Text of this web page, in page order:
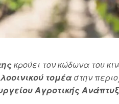
κρούει τον κώδωνα του
τομέαστην
Αγροτικής